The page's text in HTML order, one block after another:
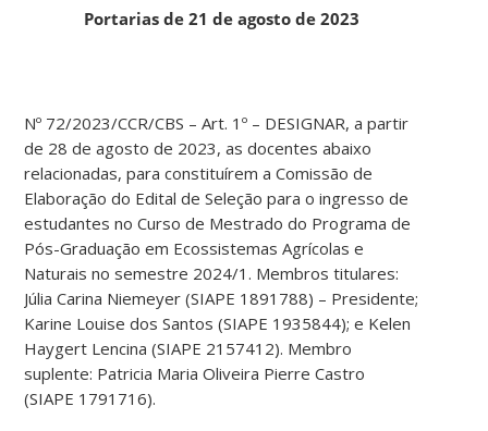
Portarias de 21 de agosto de 2023
Nº 72/2023/CCR/CBS – Art. 1º – DESIGNAR, a partir
de 28 de agosto de 2023, as docentes abaixo
relacionadas, para constituírem a Comissão de
Elaboração do Edital de Seleção para o ingresso de
estudantes no Curso de Mestrado do Programa de
Pós-Graduação em Ecossistemas Agrícolas e
Naturais no semestre 2024/1. Membros titulares:
Júlia Carina Niemeyer (SIAPE 1891788) – Presidente;
Karine Louise dos Santos (SIAPE 1935844); e Kelen
Haygert Lencina (SIAPE 2157412). Membro
suplente: Patricia Maria Oliveira Pierre Castro
(SIAPE 1791716).